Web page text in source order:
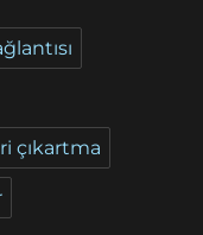
çıkartma